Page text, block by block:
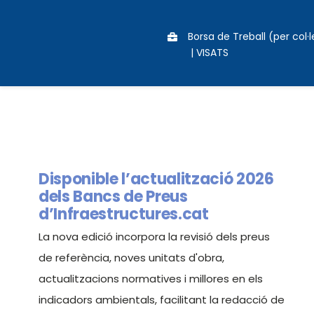
Borsa de Treball (per
| VISATS
Disponible l’actualització 2026
dels Bancs de Preus
d’Infraestructures.cat
La nova edició incorpora la revisió dels preus
de referència, noves unitats d'obra,
actualitzacions normatives i millores en els
indicadors ambientals, facilitant la redacció de